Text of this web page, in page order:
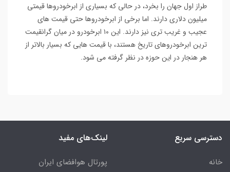
طراز اول جهان را بخرد، در حالی که بسیاری از ابرخودروها قیمتی
میلیون دلاری دارند. اما برخی از ابرخودروها حتی قیمت های
عجیب و غریب تری نیز دارند. این ۱۰ ابرخودرو در میان گرانقیمت
ترین ابرخودروهای تاریخ هستند، با قیمت هایی که بسیار بالاتر از
هر هنجار در این حوزه در نظر گرفته می شود.
دسترسی سریع
خانه
لینک‌های مفید
پورتال هوافضای ایران